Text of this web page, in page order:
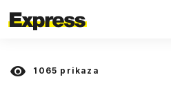
1065 prikaza